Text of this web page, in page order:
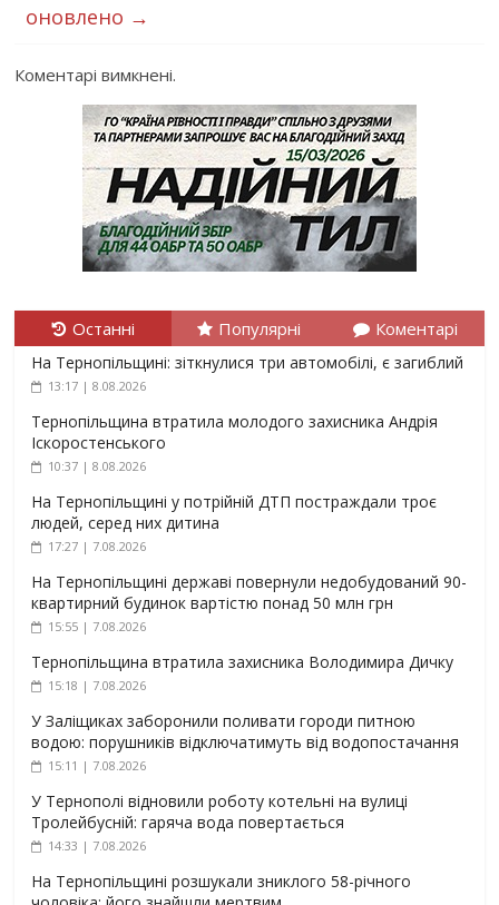
оновлено →
Коментарі вимкнені.
Останні Популярні Коментарі
На Тернопільщині: зіткнулися три автомобілі, є загиблий
13:17 | 8.08.2026
Тернопільщина втратила молодого захисника Андрія
Іскоростенського
10:37 | 8.08.2026
На Тернопільщині у потрійній ДТП постраждали троє
людей, серед них дитина
17:27 | 7.08.2026
На Тернопільщині державі повернули недобудований 90-
квартирний будинок вартістю понад 50 млн грн
15:55 | 7.08.2026
Тернопільщина втратила захисника Володимира Дичку
15:18 | 7.08.2026
У Заліщиках заборонили поливати городи питною
водою: порушників відключатимуть від водопостачання
15:11 | 7.08.2026
У Тернополі відновили роботу котельні на вулиці
Тролейбусній: гаряча вода повертається
14:33 | 7.08.2026
На Тернопільщині розшукали зниклого 58-річного